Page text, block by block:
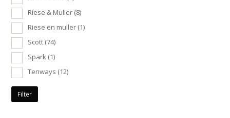
Riese & Muller (8)
Riese en muller (1)
Scott (74)
Spark (1)
Tenways (12)
Filter